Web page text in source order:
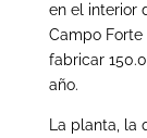
en el interior
Campo
fabricar
año.
La planta, la